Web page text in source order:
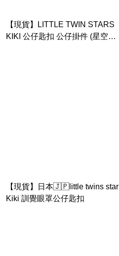
【現貨】LITTLE TWIN STARS
KIKI 公仔匙扣 公仔掛件 (星空設
【現貨】日本🇯🇵little twins star
Kiki 訓覺眼罩公仔匙扣